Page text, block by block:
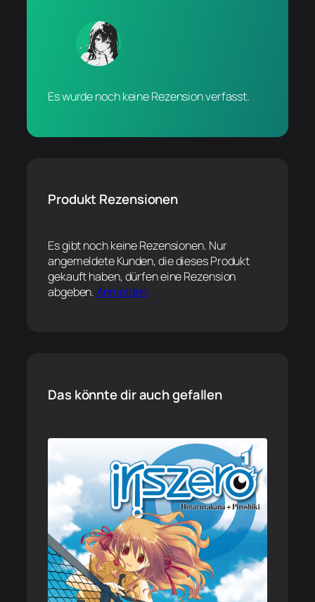
Es wurde noch keine Rezension verfasst.
Produkt Rezensionen
Es gibt noch keine Rezensionen. Nur
angemeldete Kunden, die dieses Produkt
gekauft haben, dürfen eine Rezension
abgeben.Anmelden
Das könnte dir auch gefallen